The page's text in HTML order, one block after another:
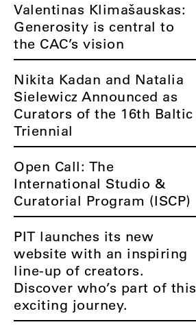
Valentinas Klimašauskas:
Generosity is central to
the CAC’s vision
Nikita Kadan and Natalia
Sielewicz Announced as
Curators of the 16th Baltic
Triennial
Open Call: The
International Studio &
Curatorial Program (ISCP)
PIT launches its new
website with an inspiring
line-up of creators.
Discover who’s part of this
exciting journey.